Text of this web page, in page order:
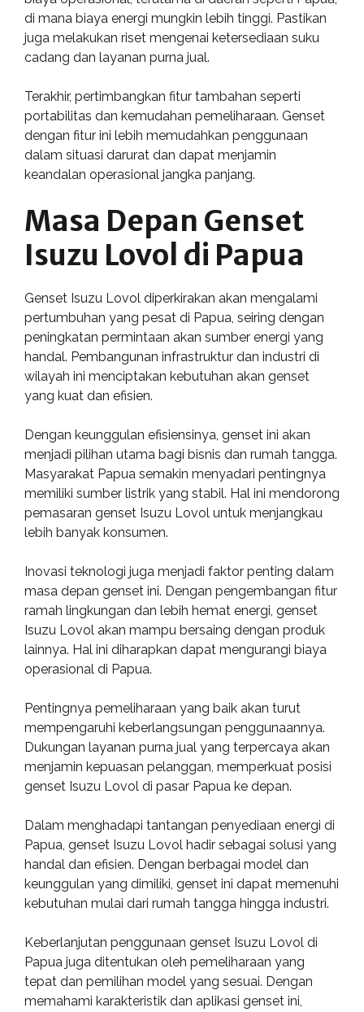
di mana biaya energi mungkin lebih tinggi. Pastikan
juga melakukan riset mengenai ketersediaan suku
cadang dan layanan purna jual.
Terakhir, pertimbangkan fitur tambahan seperti
portabilitas dan kemudahan pemeliharaan. Genset
dengan fitur ini lebih memudahkan penggunaan
dalam situasi darurat dan dapat menjamin
keandalan operasional jangka panjang.
Masa Depan Genset
Isuzu Lovol di Papua
Genset Isuzu Lovol diperkirakan akan mengalami
pertumbuhan yang pesat di Papua, seiring dengan
peningkatan permintaan akan sumber energi yang
handal. Pembangunan infrastruktur dan industri di
wilayah ini menciptakan kebutuhan akan genset
yang kuat dan efisien.
Dengan keunggulan efisiensinya, genset ini akan
menjadi pilihan utama bagi bisnis dan rumah tangga.
Masyarakat Papua semakin menyadari pentingnya
memiliki sumber listrik yang stabil. Hal ini mendorong
pemasaran genset Isuzu Lovol untuk menjangkau
lebih banyak konsumen.
Inovasi teknologi juga menjadi faktor penting dalam
masa depan genset ini. Dengan pengembangan fitur
ramah lingkungan dan lebih hemat energi, genset
Isuzu Lovol akan mampu bersaing dengan produk
lainnya. Hal ini diharapkan dapat mengurangi biaya
operasional di Papua.
Pentingnya pemeliharaan yang baik akan turut
mempengaruhi keberlangsungan penggunaannya.
Dukungan layanan purna jual yang terpercaya akan
menjamin kepuasan pelanggan, memperkuat posisi
genset Isuzu Lovol di pasar Papua ke depan.
Dalam menghadapi tantangan penyediaan energi di
Papua, genset Isuzu Lovol hadir sebagai solusi yang
handal dan efisien. Dengan berbagai model dan
keunggulan yang dimiliki, genset ini dapat memenuhi
kebutuhan mulai dari rumah tangga hingga industri.
Keberlanjutan penggunaan genset Isuzu Lovol di
Papua juga ditentukan oleh pemeliharaan yang
tepat dan pemilihan model yang sesuai. Dengan
memahami karakteristik dan aplikasi genset ini,